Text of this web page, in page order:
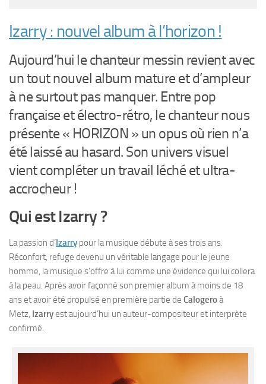
Izarry : nouvel album à l’horizon !
Aujourd’hui le chanteur messin revient avec
un tout nouvel album mature et d’ampleur
à ne surtout pas manquer. Entre pop
française et électro-rétro, le chanteur nous
présente « HORIZON » un opus où rien n’a
été laissé au hasard. Son univers visuel
vient compléter un travail léché et ultra-
accrocheur !
Qui est Izarry ?
La passion d’Izarry pour la musique débute à ses trois ans.
Réconfort, refuge devenu un véritable langage pour le jeune
homme, la musique s’offre à lui comme une évidence qui lui collera
à la peau. Après avoir façonné son premier album à moins de 18
ans et avoir été propulsé en première partie de Calogeroà
Metz, Izarryest aujourd’hui un auteur-compositeur et interprète
confirmé.